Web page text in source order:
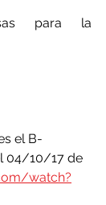
para la
el B-
04/10/17 de
watch?